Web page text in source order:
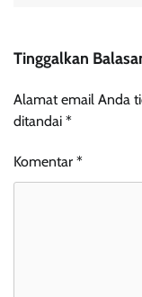
Tinggalkan
Alamat email Anda
ditandai *
Komentar *